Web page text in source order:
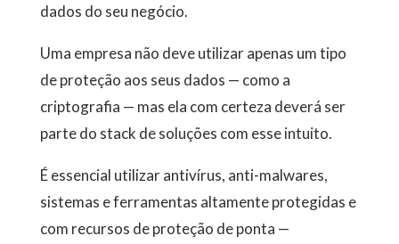
dados do seu negócio.
Uma empresa não deve utilizar apenas um tipo
de proteção aos seus dados — como a
criptografia — mas ela com certeza deverá ser
parte do stack de soluções com esse intuito.
É essencial utilizar antivírus, anti-malwares,
sistemas e ferramentas altamente protegidas e
com recursos de proteção de ponta —